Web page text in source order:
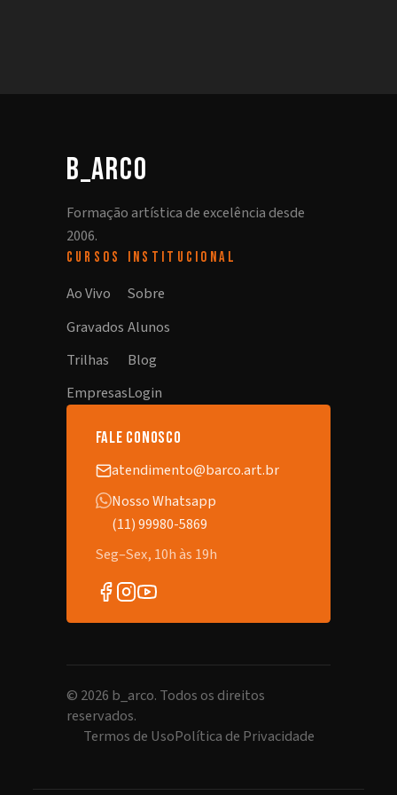
b_arco
Formação artística de excelência desde
2006.
CURSOS
Ao Vivo
Gravados
Trilhas
Empresas
INSTITUCIONAL
Sobre
Alunos
Blog
Login
fale conosco
atendimento@barco.art.br
Nosso Whatsapp
(11) 99980-5869
Seg–Sex, 10h às 19h
© 2026 b_arco. Todos os direitos
reservados.
Termos de UsoPolítica de Privacidade